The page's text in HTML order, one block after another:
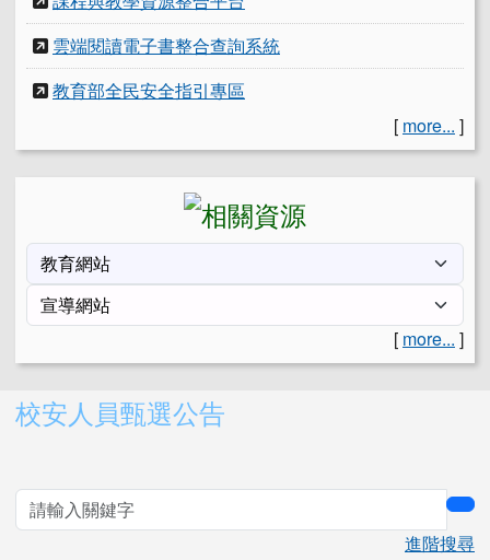
雲端閱讀電子書整合查詢系統
教育部全民安全指引專區
[ more... ]
[ more... ]
右邊區域內容
校安人員甄選公告
進階搜尋